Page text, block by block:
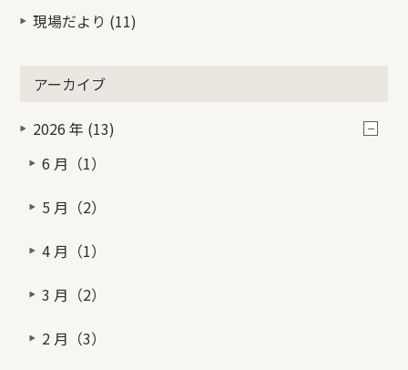
現場だより (11)
アーカイブ
2026 年 (13)
6 月（1）
5 月（2）
4 月（1）
3 月（2）
2 月（3）